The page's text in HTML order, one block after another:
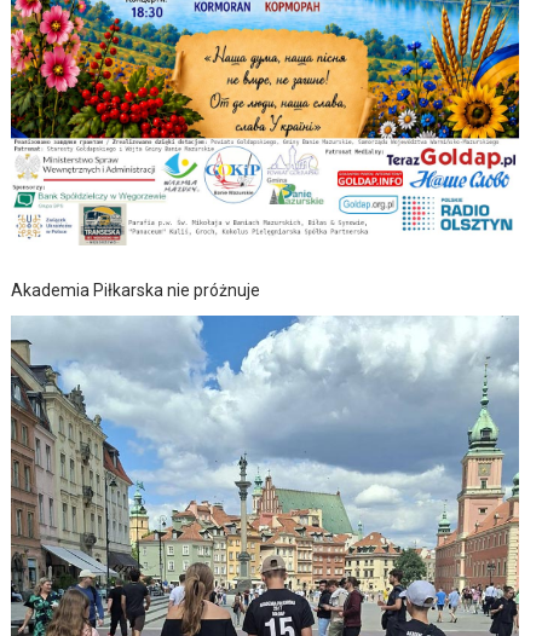
Akademia Piłkarska nie próżnuje